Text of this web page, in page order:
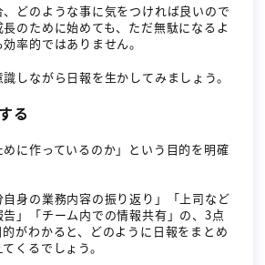
どのような事に気をつければ良いので
のために始めても、ただ無駄になるよ
率的ではありません。
識しながら日報を生かしてみましょう。
る
に作っているのか」という目的を明確
身の業務内容の振り返り」「上司など
」「チーム内での情報共有」の、3点
がわかると、どのように日報をまとめ
くるでしょう。